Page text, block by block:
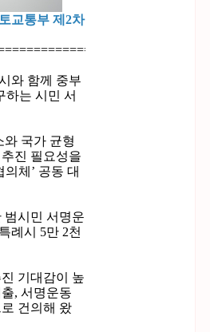
교통부 제2차
와 함께 중부
하는 시민 서
국가 균형
진 필요성을
체’ 공동 대
범시민 서명운
례시 5만 2천
기대감이 높
, 서명운동
건의해 왔